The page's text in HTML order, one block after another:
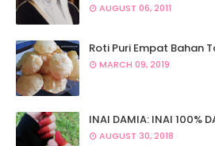
AUGUST 06, 2011
Roti Puri Empat Bahan
MARCH 09, 2019
INAI DAMIA: INAI 100%
AUGUST 30, 2018